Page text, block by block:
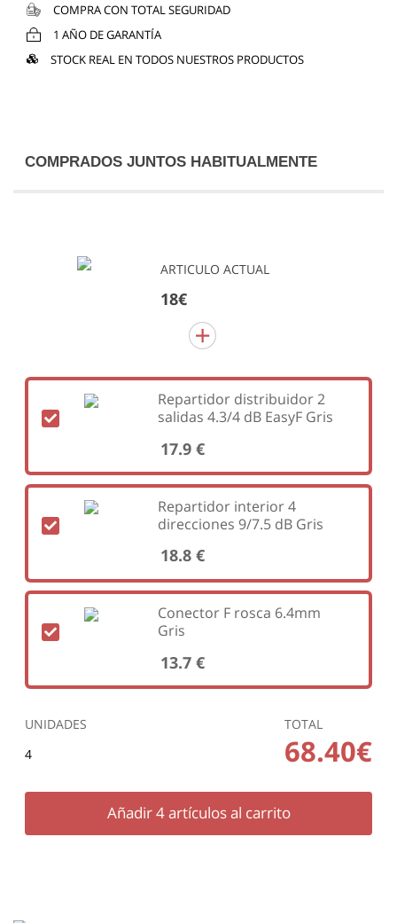
COMPRA CON TOTAL SEGURIDAD
1 AÑO DE GARANTÍA
STOCK REAL EN TODOS NUESTROS PRODUCTOS
COMPRADOS JUNTOS HABITUALMENTE
ARTICULO ACTUAL
18€
Repartidor distribuidor 2
salidas 4.3/4 dB EasyF Gris
17.9 €
Repartidor interior 4
direcciones 9/7.5 dB Gris
18.8 €
Conector F rosca 6.4mm
Gris
13.7 €
UNIDADES
4
TOTAL
68.40€
Añadir4artículos al carrito